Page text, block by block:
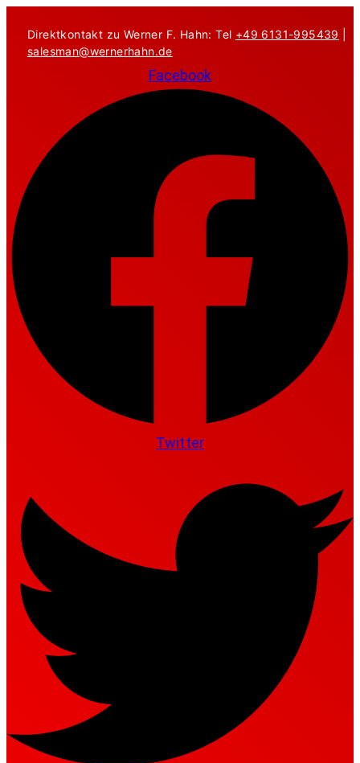
Inhalt
springen
Direktkontakt zu Werner F. Hahn: Tel +49 6131-995439
salesman@wernerhahn.de
Facebook
Twitter